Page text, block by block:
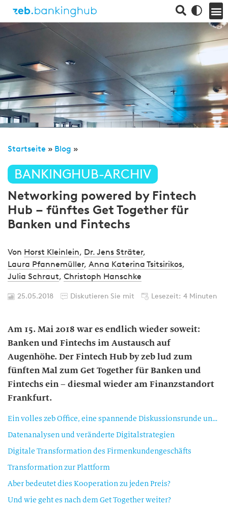
Startseite » Blog »
BANKINGHUB-ARCHIV
Networking powered by Fintech
Hub – fünftes Get Together für
Banken und Fintechs
Von Horst Kleinlein, Dr. Jens Sträter,
Laura Pfannemüller, Anna Katerina Tsitsirikos,
Julia Schraut, Christoph Hanschke
25.05.2018 Diskutieren Sie mit Lesezeit: 4 Minuten
Am 15. Mai 2018 war es endlich wieder soweit:
Banken und Fintechs im Austausch auf
Augenhöhe. Der Fintech Hub by zeb lud zum
fünften Mal zum Get Together für Banken und
Fintechs ein – diesmal wieder am Finanzstandort
Frankfurt.
Ein volles zeb Office, eine spannende Diskussionsrunde und entspanntes Networking
Datenanalysen und veränderte Digitalstrategien
Digitale Transformation des Firmenkundengeschäfts
Transformation zur Plattform
Aber bedeutet dies Kooperation zu jeden Preis?
Und wie geht es nach dem Get Together weiter?